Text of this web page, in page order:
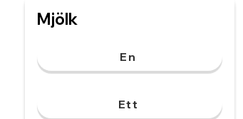
Mjölk
En
Ett